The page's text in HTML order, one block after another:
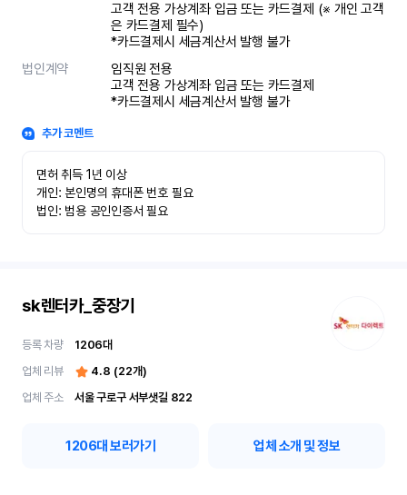
고객 전용 가상계좌 입금 또는 카드결제 (※ 개인 고객
은 카드결제 필수)
*카드결제시 세금계산서 발행 불가
법인계약
임직원 전용
고객 전용 가상계좌 입금 또는 카드결제
*카드결제시 세금계산서 발행 불가
추가 코멘트
면허 취득 1년 이상
개인: 본인명의 휴대폰 번호 필요
법인: 범용 공인인증서 필요
sk렌터카_중장기
등록 차량 1206대
업체 리뷰
4.8 (22개)
업체 주소
서울 구로구 서부샛길 822
1206대 보러가기 업체 소개 및 정보